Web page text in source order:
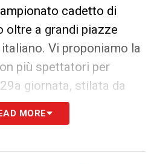
cadetto di
oltre a grandi piazze
Vi proponiamo la
più spettatori per
giornata, stilata da
MORE